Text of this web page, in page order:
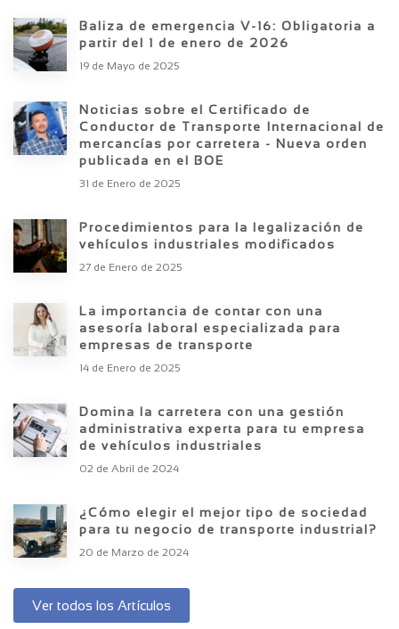
Baliza de emergencia V-16: Obligatoria a
partir del 1 de enero de 2026
19 de Mayo de 2025
Noticias sobre el Certificado de
Conductor de Transporte Internacional de
mercancías por carretera - Nueva orden
publicada en el BOE
31 de Enero de 2025
Procedimientos para la legalización de
vehículos industriales modificados
27 de Enero de 2025
La importancia de contar con una
asesoría laboral especializada para
empresas de transporte
14 de Enero de 2025
Domina la carretera con una gestión
administrativa experta para tu empresa
de vehículos industriales
02 de Abril de 2024
¿Cómo elegir el mejor tipo de sociedad
para tu negocio de transporte industrial?
20 de Marzo de 2024
Ver todos los Artículos